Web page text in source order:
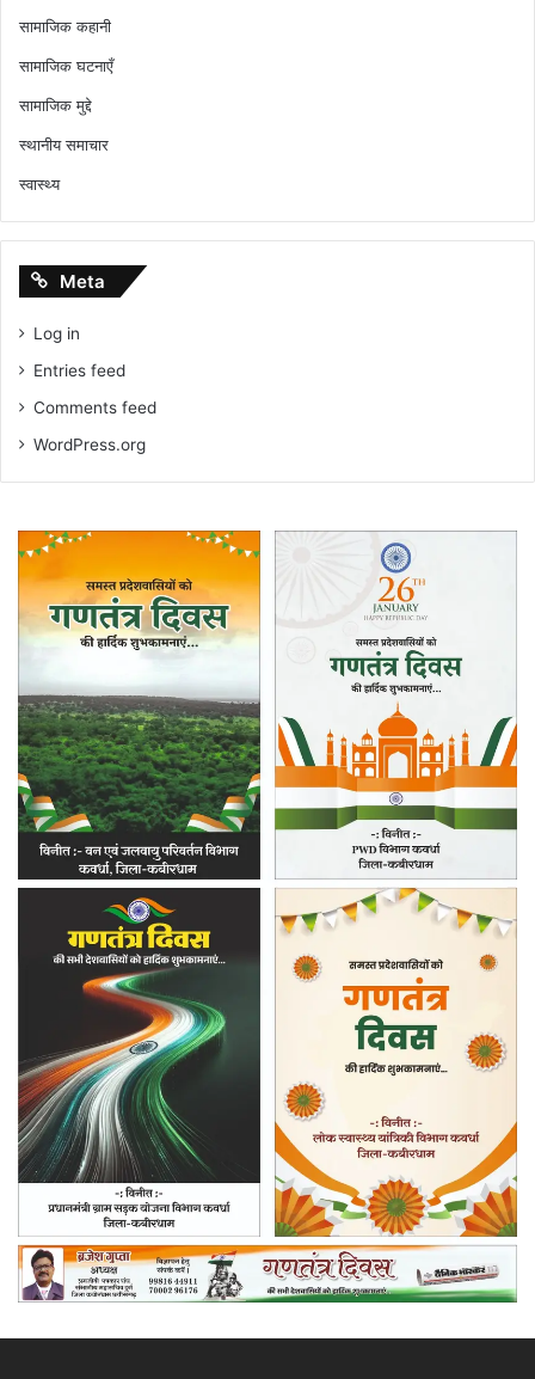
सामाजिक कहानी
सामाजिक घटनाएँ
सामाजिक मुद्दे
स्थानीय समाचार
स्वास्थ्य
Meta
Log in
Entries feed
Comments feed
WordPress.org